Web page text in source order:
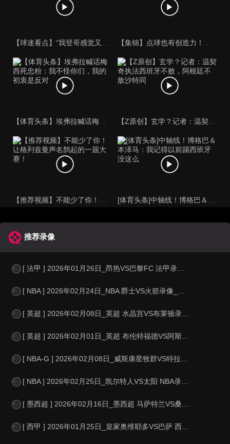
推荐录像
[ 法甲 ] 2026年01月26日_昂热VS巴黎FC 法甲录像_全场录像
[ NBA ] 2026年02月24日_NBA 爵士VS火箭录像_高清录像【
[ 英超 ] 2026年02月08日_英超 水晶宫VS布莱顿录像_高清录像
[ 英超 ] 2026年02月01日_英超 布伦特福德VS阿斯顿维拉录像_
[ NBA-G ] 2026年02月08日_威斯康星牧群VS特拉华蓝衫 NBA-
[ NBA ] 2026年02月25日_凯尔特人VS太阳 NBA录像_全场录
[ 墨西超 ] 2026年02月16日_墨西超 马萨特兰VS桑托斯拉古纳录像
[ 西甲 ] 2026年01月25日_皇家奥维耶多VS巴萨 西甲录像_高清